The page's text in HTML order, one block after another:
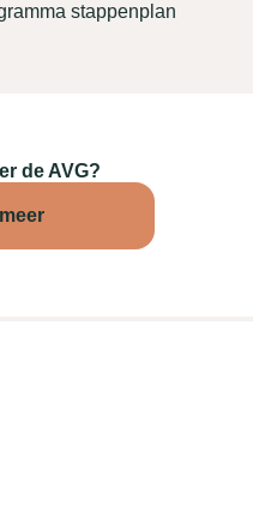
stappenplan
de AVG?